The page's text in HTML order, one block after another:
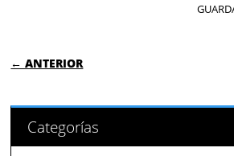
NAVEGACIÓN DE
← ANTERIOR
Categorías